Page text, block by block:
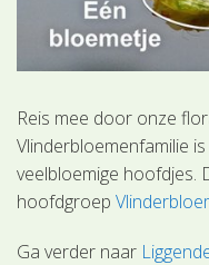
Reis mee door onze
Vlinderbloemenfamilie
veelbloemige hoofdjes.
hoofdgroep
Ga verder naar